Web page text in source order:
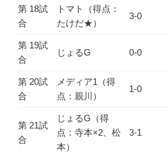
第 18試
合
トマト（得点：
たけだ★）
3-0
第 19試
合
じょるG 0-0
第 20試
合
メディア1（得
点：親川）
1-0
第 21試
合
じょるG（得
点：寺本×2、松
本）
3-1